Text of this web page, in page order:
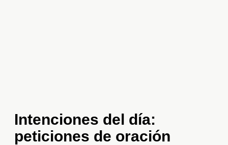
Intenciones del día:
peticiones de oración